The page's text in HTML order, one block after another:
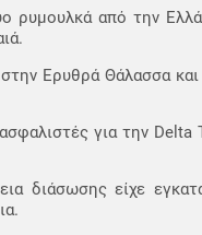
ρυμουλκά από την
Ερυθρά Θάλασσα
για την Delta
διάσωσης είχε